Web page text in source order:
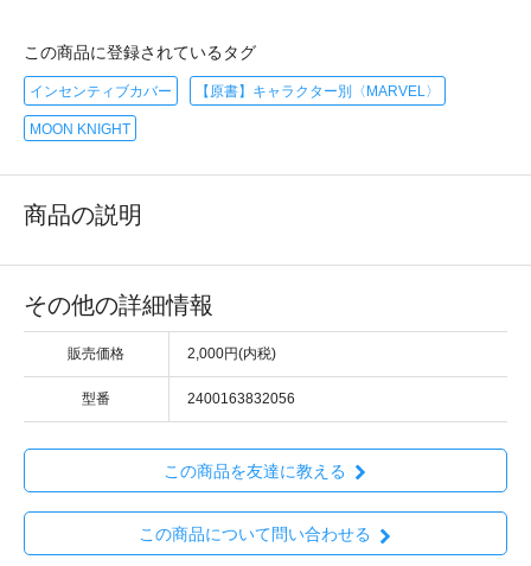
この商品に登録されているタグ
インセンティブカバー 【原書】キャラクター別〈MARVEL〉
MOON KNIGHT
商品の説明
その他の詳細情報
販売価格 2,000円(内税)
型番 2400163832056
この商品を友達に教える
この商品について問い合わせる